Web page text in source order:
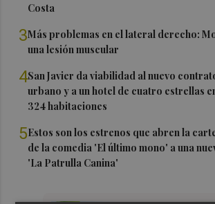
Costa
3Más problemas en el lateral derecho:
una lesión muscular
4San Javier da viabilidad al nuevo
urbano y a un hotel de cuatro estrellas
324 habitaciones
5Estos son los estrenos que abren la
de la comedia 'El último mono' a una
'La Patrulla Canina'